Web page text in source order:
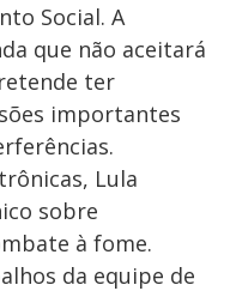
Social. A
que não aceitará
ter
importantes
Lula
sobre
à fome.
da equipe de